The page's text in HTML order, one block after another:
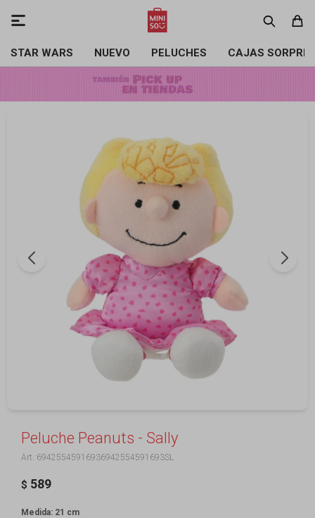
STAR WARS NUEVO PELUCHES CAJAS

Peluche Peanuts - Sally
69425545916936942554591693SL
$ 589
Medida: 21 cm